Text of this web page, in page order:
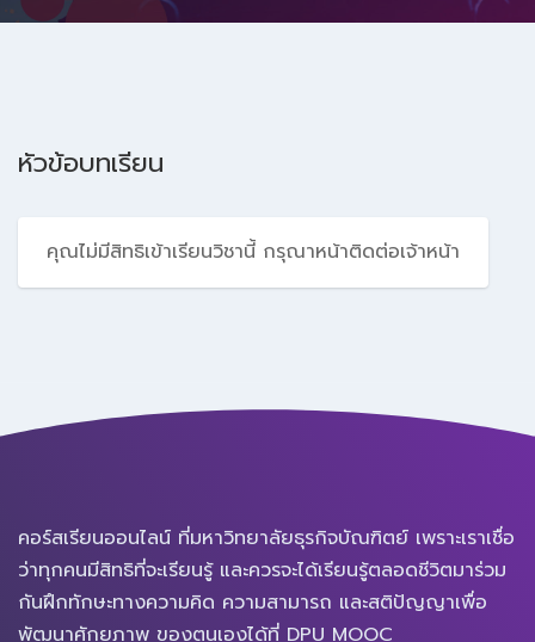
หัวข้อบทเรียน
คุณไม่มีสิทธิเข้าเรียนวิชานี้ กรุณาหน้าติดต่อเจ้าหน้า
คอร์สเรียนออนไลน์ ที่มหาวิทยาลัยธุรกิจบัณฑิตย์ เพราะเราเชื่อ
ว่าทุกคนมีสิทธิที่จะเรียนรู้ และควรจะได้เรียนรู้ตลอดชีวิตมาร่วม
กันฝึกทักษะทางความคิด ความสามารถ และสติปัญญาเพื่อ
พัฒนาศักยภาพ ของตนเองได้ที่ DPU MOOC